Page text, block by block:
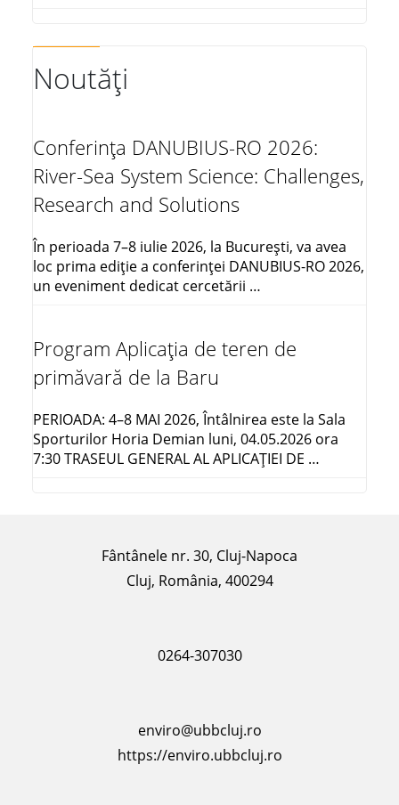
Noutăți
Conferința DANUBIUS-RO 2026:
River-Sea System Science: Challenges,
Research and Solutions
În perioada 7–8 iulie 2026, la București, va avea
loc prima ediție a conferinței DANUBIUS-RO 2026,
un eveniment dedicat cercetării …
Program Aplicația de teren de
primăvară de la Baru
PERIOADA: 4–8 MAI 2026, Întâlnirea este la Sala
Sporturilor Horia Demian luni, 04.05.2026 ora
7:30 TRASEUL GENERAL AL APLICAŢIEI DE …
Fântânele nr. 30, Cluj-Napoca
Cluj, România, 400294
0264-307030
enviro@ubbcluj.ro
https://enviro.ubbcluj.ro